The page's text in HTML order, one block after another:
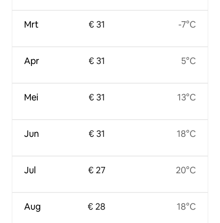
Mrt
Apr
Mei
Jun
Jul
Aug
€ 31
€ 31
€ 31
€ 31
€ 27
€ 28
-7°C
5°C
13°C
18°C
20°C
18°C